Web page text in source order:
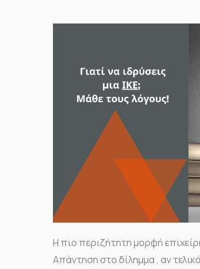
Η πιο περιζήτητη μορφή
Απάντηση στο δίλημμα , αν